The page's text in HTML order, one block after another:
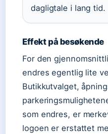
dagligtale i lang tid.
Effekt på besøkende
For den
endres egentlig lite
Butikkutvalget,
som endres, er
logoen er erstattet